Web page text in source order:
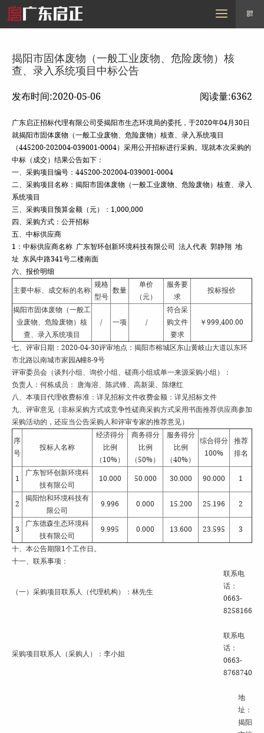
MENU
揭阳市固体废物（一般工业废物、危险废物）核
查、录入系统项目中标公告
发布时间:2020-05-06 阅读量:6362
广东启正招标代理有限公司受揭阳市生态环境局的委托，于2020年04月30日
就揭阳市固体废物（一般工业废物、危险废物）核查、录入系统项目
（445200-202004-039001-0004）采用公开招标进行采购。现就本次采购的
中标（成交）结果公告如下：
一、采购项目编号：445200-202004-039001-0004
二、采购项目名称：揭阳市固体废物（一般工业废物、危险废物）核查、录入
系统项目
三、采购项目预算金额（元）：1,000,000
四、采购方式：公开招标
五、中标供应商
1：中标供应商名称 广东智环创新环境科技有限公司 法人代表 郭静翔 地
址 东风中路341号二楼南面
六、报价明细
主要中标、成交标的名称
规格
型号
数量
单价
（元）
服务要
求
投标报价
揭阳市固体废物（一般工
业废物、危险废物）核
查、录入系统项目
/ 一项 /
符合采
购文件
要求
￥999,400.00
七、评审日期：2020-04-30评审地点：揭阳市榕城区东山黄岐山大道以东环
市北路以南城市家园A幢8-9号
评审委员会（谈判小组、询价小组、磋商小组或单一来源采购小组）：
负责人：何栋成员： 唐海溶、陈武锋、高新渠、陈继红
八、本项目代理收费标准：详见招标文件收费金额：详见招标文件
九、评审意见（非标采购方式或竞争性磋商采购方式采用书面推荐供应商参加
采购活动的，还应当公告采购人和评审专家的推荐意见）
序
号
投标人名称
经济得分
比例
（10%）
商务得分
比例
（50%）
服务得分
比例
（40%）
综合得分
100%
推荐
排名
1
广东智环创新环境科
技有限公司
10.000 50.000 30.000 90.000 1
2
揭阳怡和环境科技有
限公司
9.996 0.000 15.200 25.196 2
3
广东德森生态环境科
技有限公司
9.995 0.000 13.600 23.595 3
十、本公告期限1个工作日。
十一、联系事项：
（一）采购项目联系人（代理机构）：林先生
联系电
话：
0663-
8258166
采购项目联系人（采购人）：李小姐
联系电
话：
0663-
8768740
地
址：
揭阳